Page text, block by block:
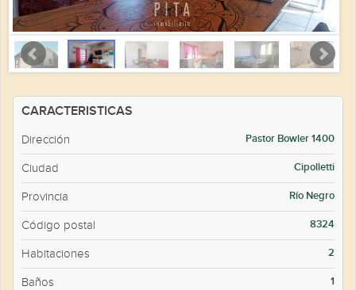
CARACTERISTICAS
Dirección Pastor Bowler 1400
Ciudad Cipolletti
Provincia Río Negro
Código postal 8324
Superficie
Habitaciones 2
Baños 1